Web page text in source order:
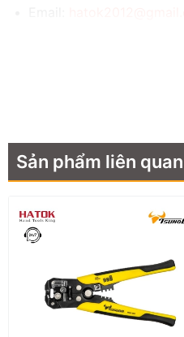
Sản phẩm liên quan